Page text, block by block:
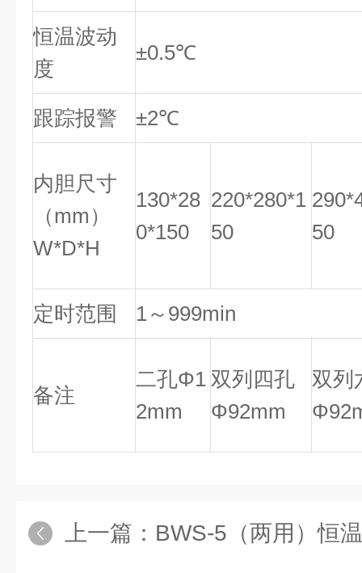
恒温波动
度
±0.5℃
跟踪报警 ±2℃
内胆尺寸
（mm）
W*D*H
130*28
0*150
220*280*1
50
50
定时范围 1～999min
备注
二孔Φ1
2mm
双列四孔
Φ92mm
双列
上一篇： BWS-5（两用）恒温水槽与水